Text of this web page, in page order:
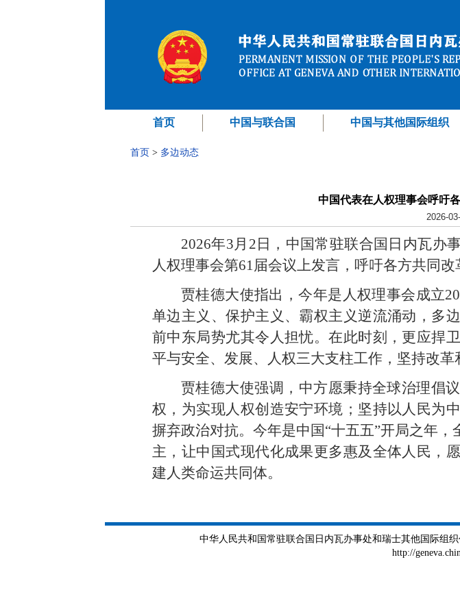
首页 中国与联合国 中国与其他国际组织
首页 > 多边动态
中国代表在人权理事会呼吁
2026-
2026年3月2日，中国常驻联合国日内瓦办
人权理事会第61届会议上发言，呼吁各方共同改
贾桂德大使指出，今年是人权理事会成立
单边主义、保护主义、霸权主义逆流涌动，多
前中东局势尤其令人担忧。在此时刻，更应捍
平与安全、发展、人权三大支柱工作，坚持改革
贾桂德大使强调，中方愿秉持全球治理倡
权，为实现人权创造安宁环境；坚持以人民为
摒弃政治对抗。今年是中国“十五五”开局之年
主，让中国式现代化成果更多惠及全体人民，
建人类命运共同体。
中华人民共和国常驻联合国日内瓦办事处和瑞士其他国际组
http://